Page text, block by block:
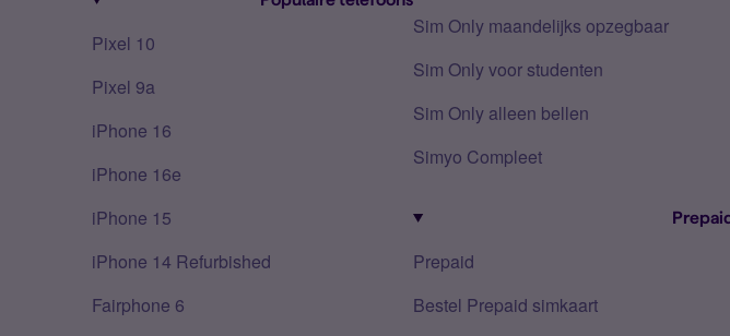
Pixel 10
Pixel 9a
iPhone 16
iPhone 16e
iPhone 15
iPhone 14 Refurbished
Fairphone 6
Sim Only maandelijks opzegbaar
Sim Only voor studenten
Sim Only alleen bellen
Simyo Compleet
Prepaid
Bestel Prepaid simkaart